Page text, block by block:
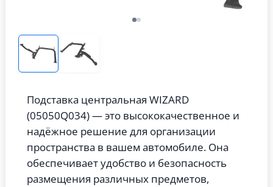
Подставка центральная WIZARD
(05050Q034) — это высококачественное и
надёжное решение для организации
пространства в вашем автомобиле. Она
обеспечивает удобство и безопасность
размещения различных предметов,